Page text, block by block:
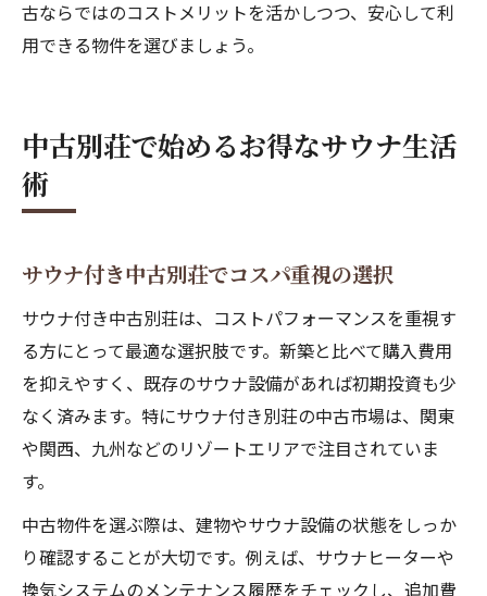
古ならではのコストメリットを活かしつつ、安心して利
用できる物件を選びましょう。
中古別荘で始めるお得なサウナ生活
術
サウナ付き中古別荘でコスパ重視の選択
サウナ付き中古別荘は、コストパフォーマンスを重視す
る方にとって最適な選択肢です。新築と比べて購入費用
を抑えやすく、既存のサウナ設備があれば初期投資も少
なく済みます。特にサウナ付き別荘の中古市場は、関東
や関西、九州などのリゾートエリアで注目されていま
す。
中古物件を選ぶ際は、建物やサウナ設備の状態をしっか
り確認することが大切です。例えば、サウナヒーターや
換気システムのメンテナンス履歴をチェックし、追加費